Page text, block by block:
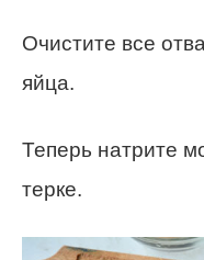
Очистите все
яйца.
Теперь натрите
терке.